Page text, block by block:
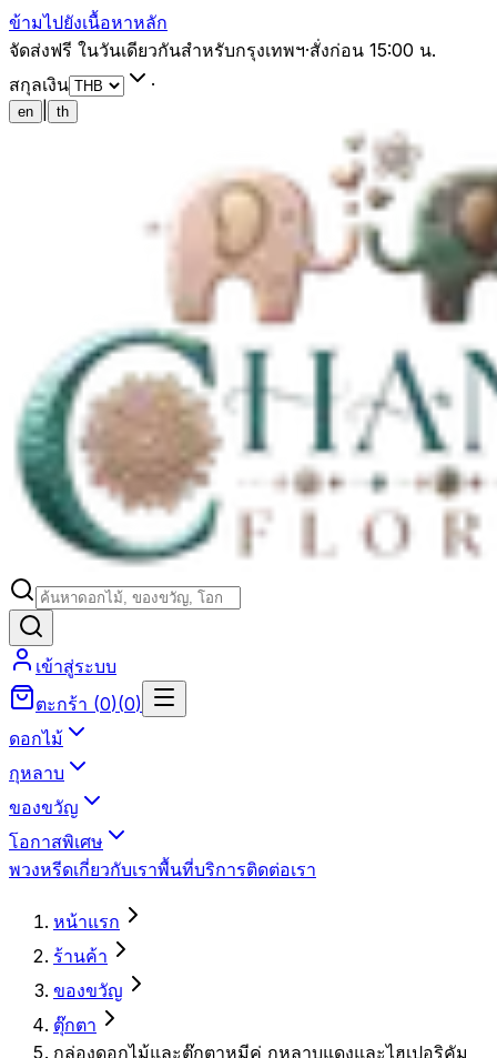
ข้ามไปยังเนื้อหาหลัก
จัดส่งฟรี ในวันเดียวกันสำหรับกรุงเทพฯ·สั่งก่อน 15:00 น.
สกุลเงิน
·
en th
เข้าสู่ระบบ
ตะกร้า (0)(0)
ดอกไม้
กุหลาบ
ของขวัญ
โอกาสพิเศษ
พวงหรีดเกี่ยวกับเราพื้นที่บริการติดต่อเรา
หน้าแรก
ร้านค้า
ของขวัญ
ตุ๊กตา
กล่องดอกไม้และตุ๊กตาหมีคู่ กุหลาบแดงและไฮเปอริคัม